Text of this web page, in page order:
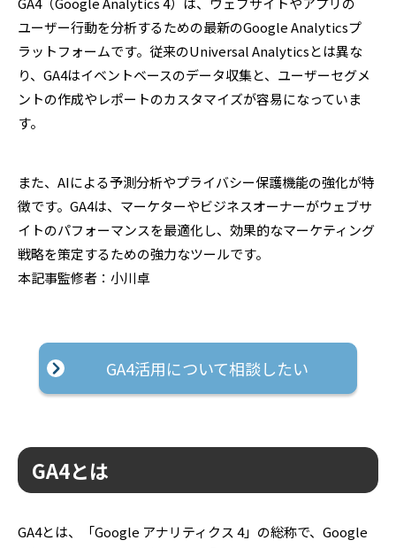
ユーザー行動を分析するための最新のGoogle Analyticsプ
ラットフォームです。従来のUniversal Analyticsとは異な
り、GA4はイベントベースのデータ収集と、ユーザーセグメ
ントの作成やレポートのカスタマイズが容易になっていま
す。
また、AIによる予測分析やプライバシー保護機能の強化が特
徴です。GA4は、マーケターやビジネスオーナーがウェブサ
イトのパフォーマンスを最適化し、効果的なマーケティング
戦略を策定するための強力なツールです。
本記事監修者：小川卓
GA4活用について相談したい
GA4とは
GA4とは、「Google アナリティクス 4」の総称で、Google